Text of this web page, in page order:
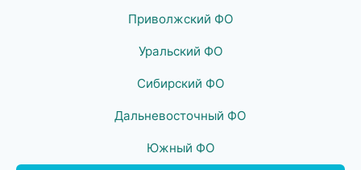
Приволжский ФО
Уральский ФО
Сибирский ФО
Дальневосточный ФО
Южный ФО